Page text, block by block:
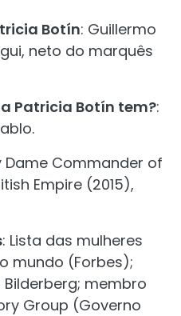
Botín: Guillermo
neto do marquês
Patricia Botín tem?:
Dame Commander of
Empire (2015),
: Lista das mulheres
mundo (Forbes);
membro
Group (Governo